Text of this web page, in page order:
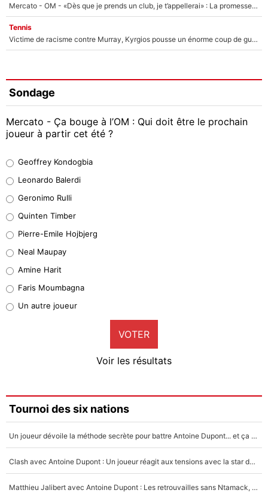
Mercato - OM - «Dès que je prends un club, je t’appellerai» : La promesse de Marcelino au moment de claquer la porte
Tennis
Victime de racisme contre Murray, Kyrgios pousse un énorme coup de gueule !
Sondage
Mercato - Ça bouge à l’OM : Qui doit être le prochain
joueur à partir cet été ?
38%
32%
5%
1%
9%
Faris Moumbagna
4%
Un autre joueur
5%
Geoffrey Kondogbia
Leonardo Balerdi
Geronimo Rulli
Quinten Timber
Pierre-Emile Hojbjerg
Neal Maupay
Amine Harit
Faris Moumbagna
Un autre joueur
VOTER
Voir les résultats
Tournoi des six nations
Un joueur dévoile la méthode secrète pour battre Antoine Dupont... et ça marche !
Clash avec Antoine Dupont : Un joueur réagit aux tensions avec la star du XV de France !
Matthieu Jalibert avec Antoine Dupont : Les retrouvailles sans Ntamack, «il y a eu des discussions»